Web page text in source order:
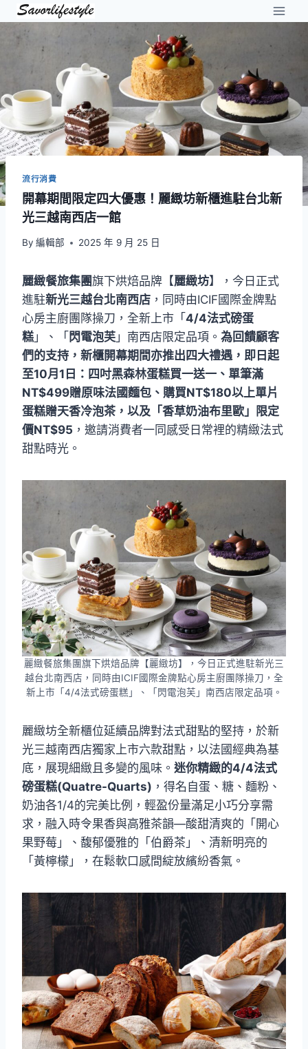
Skip
content
流行消費
開幕期間限定四大優惠！麗緻坊新櫃進駐台北新
光三越南西店一館
By 編輯部 2025 年 9 月 25 日
麗緻餐旅集團旗下烘焙品牌【麗緻坊】，今日正式
進駐新光三越台北南西店 ，同時由ICIF國際金牌點
心房主廚團隊操刀，全新上市「 4/4法式磅蛋
糕 」、「 閃電泡芙 」南西店限定品項。 為回饋顧客
們的支持，新櫃開幕期間亦推出四大禮遇，即日起
至10月1日：四吋黑森林蛋糕買一送一、單筆滿
NT$499贈原味法國麵包、購買NT$180以上單片
蛋糕贈天香冷泡茶，以及「香草奶油布里歐」限定
價NT$95 ，邀請消費者一同感受日常裡的精緻法式
甜點時光。
麗緻餐旅集團旗下烘焙品牌【麗緻坊】，今日正式進駐新光三
越台北南西店，同時由ICIF國際金牌點心房主廚團隊操刀，全
新上市「4/4法式磅蛋糕」、「閃電泡芙」南西店限定品項。
麗緻坊全新櫃位延續品牌對法式甜點的堅持，於新
光三越南西店獨家上市六款甜點，以法國經典為基
底，展現細緻且多變的風味。 迷你精緻的4/4法式
磅蛋糕(Quatre-Quarts) ，得名自蛋、糖、麵粉、
奶油各1/4的完美比例，輕盈份量滿足小巧分享需
求，融入時令果香與高雅茶韻—酸甜清爽的「開心
果野莓」、馥郁優雅的「伯爵茶」、清新明亮的
「黃檸檬」，在鬆軟口感間綻放繽紛香氣。